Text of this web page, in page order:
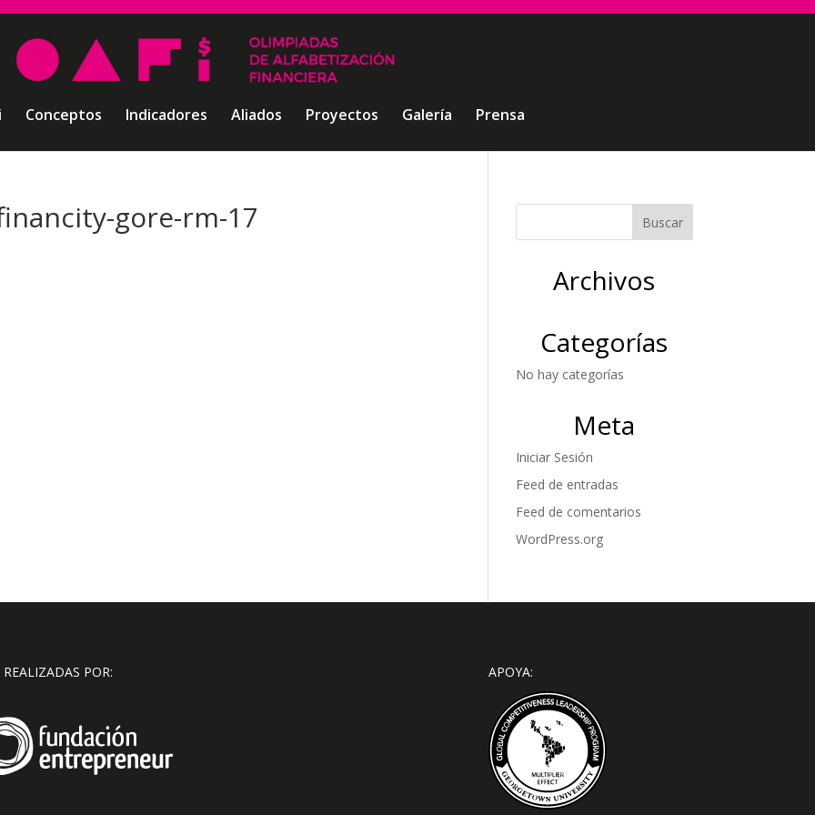
Conceptos Indicadores Aliados Proyectos Galería Prensa
gore-rm-17
Archivos
Categorías
No hay categorías
Meta
Iniciar Sesión
Feed de entradas
Feed de comentarios
WordPress.org
POR: APOYA: